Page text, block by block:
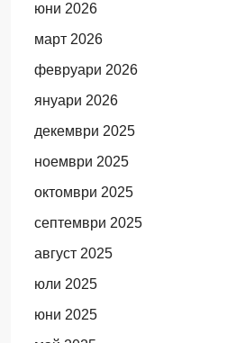
юни 2026
март 2026
февруари 2026
януари 2026
декември 2025
ноември 2025
октомври 2025
септември 2025
август 2025
юли 2025
юни 2025